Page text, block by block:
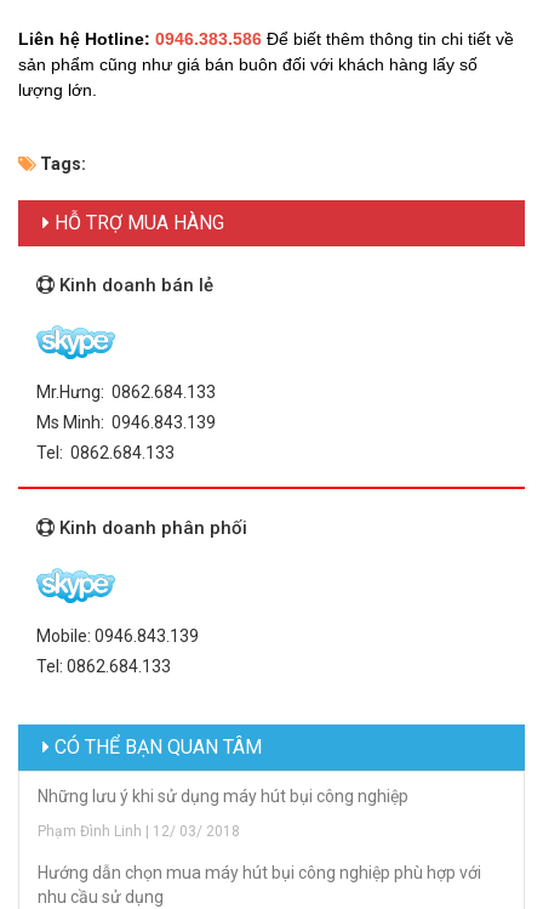
Liên hệ Hotline: 0946.383.586 Để biết thêm thông tin chi tiết về
sản phẩm cũng như giá bán buôn đối với khách hàng lấy số
lượng lớn.
Tags:
HỖ TRỢ MUA HÀNG
Kinh doanh bán lẻ
Mr.Hưng: 0862.684.133
Ms Minh: 0946.843.139
Tel: 0862.684.133
Kinh doanh phân phối
Mobile: 0946.843.139
Tel: 0862.684.133
CÓ THỂ BẠN QUAN TÂM
Những lưu ý khi sử dụng máy hút bụi công nghiệp
Phạm Đình Linh | 12/ 03/ 2018
Hướng dẫn chọn mua máy hút bụi công nghiệp phù hợp với
nhu cầu sử dụng